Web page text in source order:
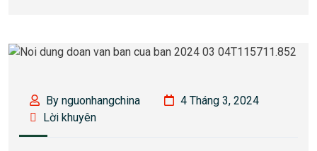
By nguonhangchina
4 Tháng 3, 2024
Lời khuyên